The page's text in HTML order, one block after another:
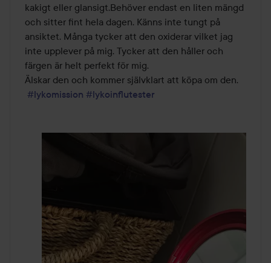
kakigt eller glansigt.Behöver endast en liten mängd
och sitter fint hela dagen. Känns inte tungt på
ansiktet. Många tycker att den oxiderar vilket jag
inte upplever på mig. Tycker att den håller och
färgen är helt perfekt för mig.
Älskar den och kommer självklart att köpa om den.
#lykomission #lykoinflutester